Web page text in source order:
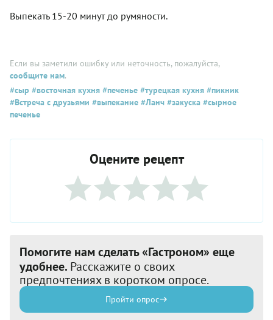
Выпекать 15-20 минут до румяности.
Если вы заметили ошибку или неточность, пожалуйста,
сообщите нам.
#сыр #восточная кухня #печенье #турецкая кухня #пикник
#Встреча с друзьями #выпекание #Ланч #закуска #сырное
печенье
Оцените рецепт
Помогите нам сделать «Гастроном» еще
удобнее. Расскажите о своих
предпочтениях в коротком опросе.
Пройти опрос